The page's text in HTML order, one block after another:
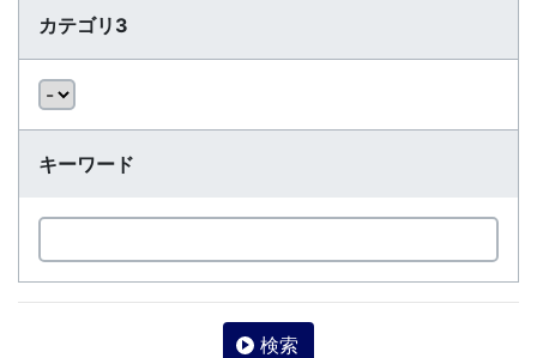
カテゴリ3
キーワード
検索